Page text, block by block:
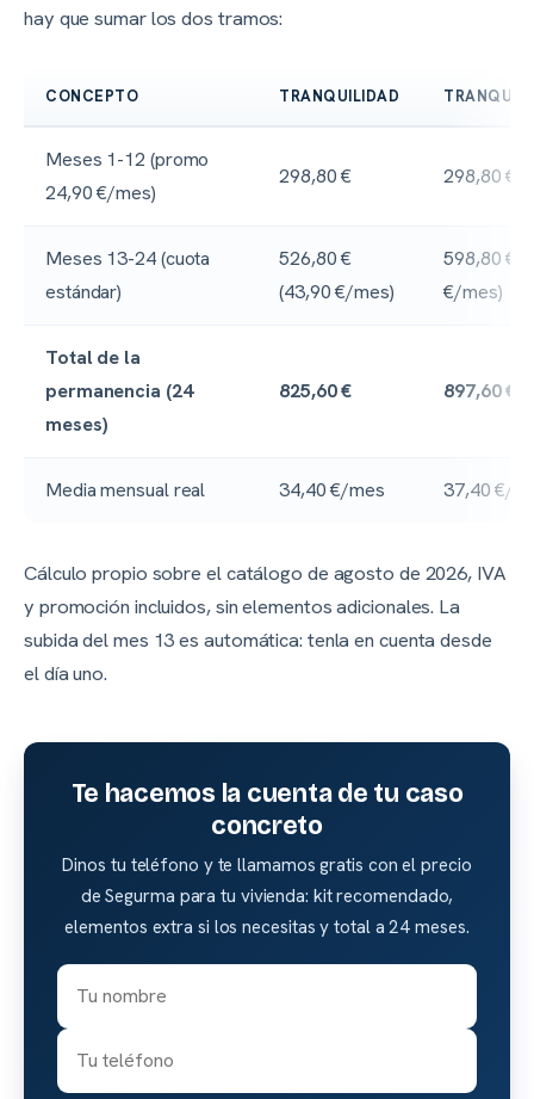
hay que sumar los dos tramos:
CONCEPTO TRANQUILIDAD
Meses 1-12 (promo
24,90 €/mes)
298,80 € 298,80 €
Meses 13-24 (cuota
estándar)
526,80 €
(43,90 €/mes)
598,80 €
€/mes)
Total de la
permanencia (24
meses)
825,60 € 897,60 €
Media mensual real 34,40 €/mes 37,40 €/
Cálculo propio sobre el catálogo de agosto de 2026, IVA
y promoción incluidos, sin elementos adicionales. La
subida del mes 13 es automática: tenla en cuenta desde
el día uno.
Te hacemos la cuenta de tu caso
concreto
Dinos tu teléfono y te llamamos gratis con el precio
de Segurma para tu vivienda: kit recomendado,
elementos extra si los necesitas y total a 24 meses.